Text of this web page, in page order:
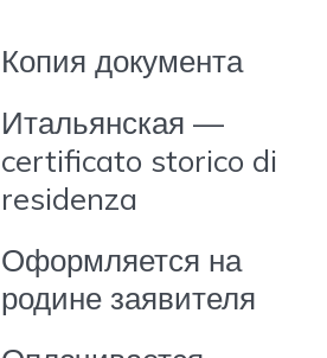
Копия документа
Итальянская —
certificato storico di
residenza
Оформляется на
родине заявителя